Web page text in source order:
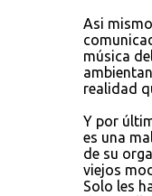
Asi
música
realidad
Y por
es una
de su
viejos
Solo les